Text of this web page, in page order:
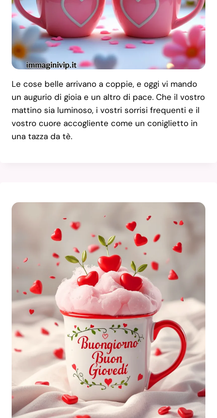
Le cose belle arrivano a coppie, e oggi vi mando
un augurio di gioia e un altro di pace. Che il vostro
mattino sia luminoso, i vostri sorrisi frequenti e il
vostro cuore accogliente come un coniglietto in
una tazza da tè.